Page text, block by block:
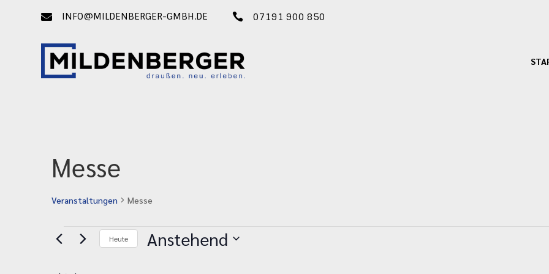
 INFO@MILDENBERGER-GMBH.DE  07191 900 850
Messe
Veranstaltungen Messe
Veranstaltungen
Heute Anstehend